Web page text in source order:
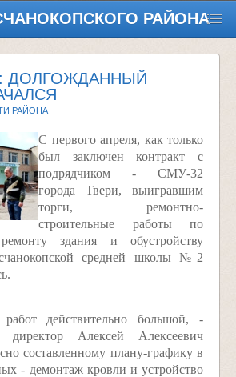
РАЙОНА
ДОЛГОЖДАННЫЙ
РАЙОНА
С первого апреля, как только
был заключен контракт с
подрядчиком - СМУ-32
города Твери, выигравшим
торги, ремонтно-
строительные работы по
здания и обустройству
средней школы №2
действительно большой, -
директор Алексей Алексеевич
составленному плану-графику в
- демонтаж кровли и устройство